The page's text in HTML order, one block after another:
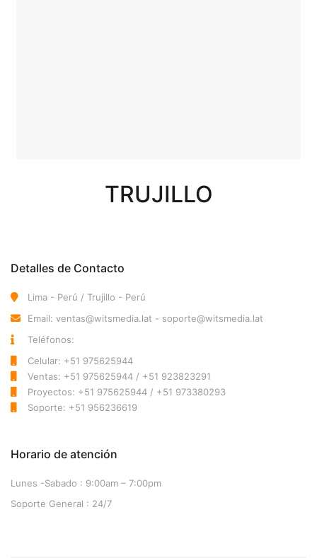
TRUJILLO
Detalles de Contacto
Lima - Perú / Trujillo - Perú
Email: ventas@witsmedia.lat - soporte@witsmedia.lat
Teléfonos:
Celular: +51 975625944
Ventas: +51 975625944 / +51 923823291
Proyectos: +51 975625944 / +51 973380293
Soporte: +51 956236619
Horario de atención
Lunes -Sabado
9:00am – 7:00pm
Soporte General
24/7